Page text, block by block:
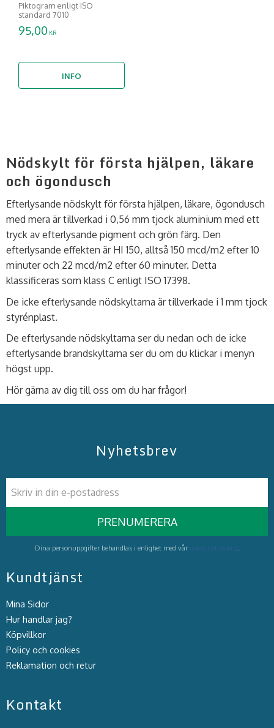
Piktogram enligt ISO
standard 7010
95,00 KR
INFO
Nödskylt för första hjälpen, läkare
och ögondusch
Efterlysande nödskylt för första hjälpen, läkare, ögondusch
med mera är tillverkad i 0,56 mm tjock aluminium med ett
tryck av efterlysande pigment och grön färg. Den
efterlysande effekten är HI 150, alltså 150 mcd/m2 efter 10
minuter och 22 mcd/m2 efter 60 minuter. Detta
klassificeras som klass C enligt ISO 17398.
De icke efterlysande nödskyltarna är tillverkade i 1 mm tjock
styrénplast.
De efterlysande nödskyltarna ser du nedan och de icke
efterlysande brandskyltarna ser du om du klickar i menyn
högst upp.
Hör gärna av dig till oss om du har frågor!
Nyhetsbrev
PRENUMERERA
Dina personuppgifter behandlas i enlighet med vår integritetspolicy
Kundtjänst
Mina Sidor
Hur handlar jag?
Köpvillkor
Policy och cookies
Reklamation och retur
Kontakt